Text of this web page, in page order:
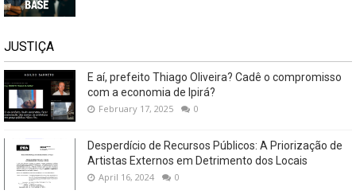
JUSTIÇA
E aí, prefeito Thiago Oliveira? Cadê o compromisso
com a economia de Ipirá?
February 17, 2025 0
Desperdício de Recursos Públicos: A Priorização de
Artistas Externos em Detrimento dos Locais
April 16, 2024 0